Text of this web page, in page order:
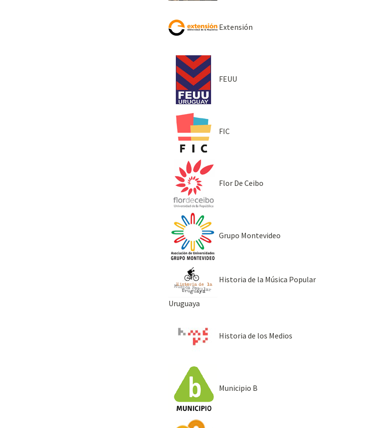
Extensión
FEUU
FIC
Flor De Ceibo
Grupo Montevideo
Historia de la Música Popular
Uruguaya
Historia de los Medios
Municipio B